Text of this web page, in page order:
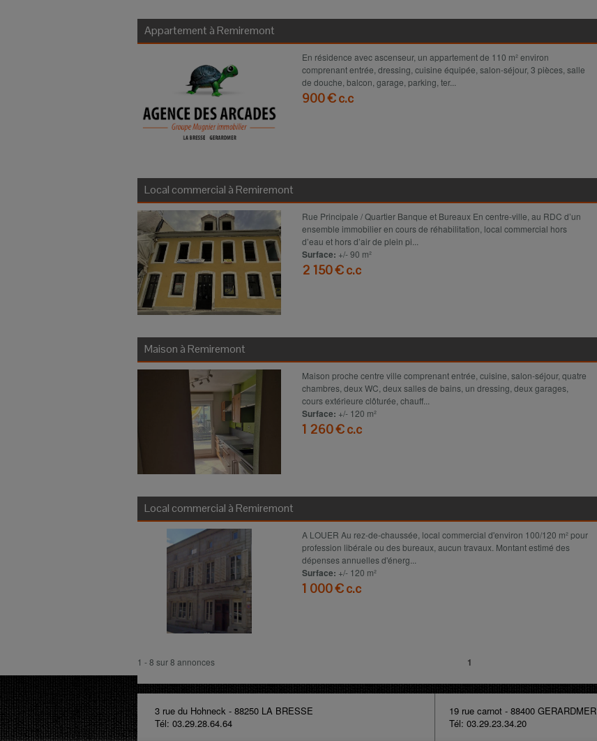
Appartement à Remiremont
En résidence avec ascenseur, un appartement de 110 m² environ
comprenant entrée, dressing, cuisine équipée, salon-séjour, 3 pièces, salle
de douche, balcon, garage, parking, ter...
900 € c.c
Local commercial à Remiremont
Rue Principale / Quartier Banque et Bureaux En centre-ville, au RDC d’un
ensemble immobilier en cours de réhabilitation, local commercial hors
d’eau et hors d’air de plein pi...
Surface: +/- 90 m²
2 150 € c.c
Maison à Remiremont
Maison proche centre ville comprenant entrée, cuisine, salon-séjour, quatre
chambres, deux WC, deux salles de bains, un dressing, deux garages,
cours extérieure clôturée, chauff...
Surface: +/- 120 m²
1 260 € c.c
Local commercial à Remiremont
A LOUER Au rez-de-chaussée, local commercial d'environ 100/120 m² pour
profession libérale ou des bureaux, aucun travaux. Montant estimé des
dépenses annuelles d'énerg...
Surface: +/- 120 m²
1 000 € c.c
1 - 8 sur 8 annonces 1
3 rue du Hohneck - 88250 LA BRESSE
Tél: 03.29.28.64.64
19 rue carnot - 88400 GERARDMER
Tél: 03.29.23.34.20